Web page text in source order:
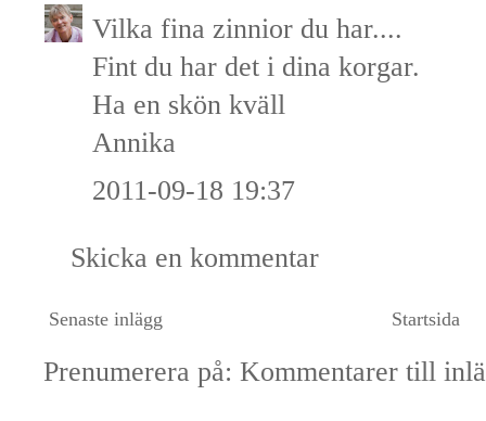
Vilka fina zinnior du har....
Fint du har det i dina korgar.
Ha en skön kväll
Annika
2011-09-18 19:37
Skicka en kommentar
Senaste inlägg Startsida
Prenumerera på: Kommentarer till